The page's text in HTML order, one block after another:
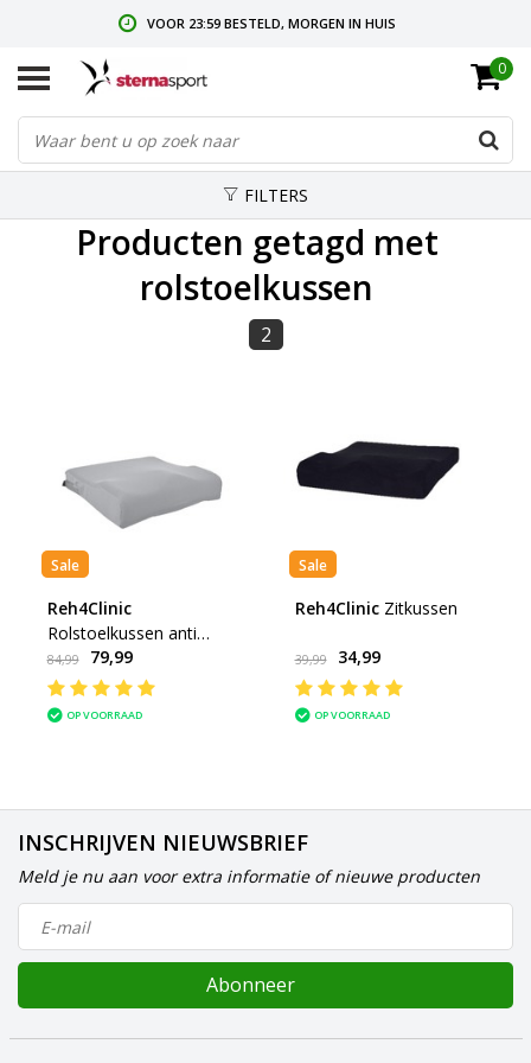
VOOR 23:59 BESTELD, MORGEN IN HUIS
GRATIS RETOURNEREN & RUILEN
0
FILTERS
Producten getagd met
rolstoelkussen
2
Sale
Reh4Clinic
Rolstoelkussen anti
decubitus
84,99 79,99
OP VOORRAAD
Sale
Reh4Clinic Zitkussen
39,99 34,99
OP VOORRAAD
INSCHRIJVEN NIEUWSBRIEF
Meld je nu aan voor extra informatie of nieuwe producten
Abonneer